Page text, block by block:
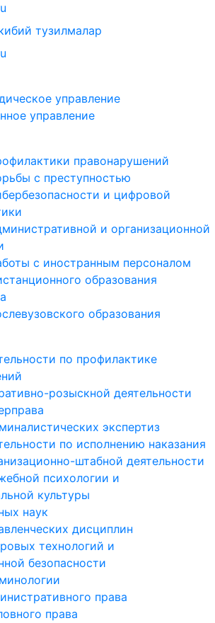
тузилмалар
управление
управление
правонарушений
с преступностью
и цифровой
и организационной
с иностранным персоналом
образования
образования
по профилактике
розыскной деятельности
экспертиз
по исполнению наказания
штабной деятельности
психологии и
культуры
наук
дисциплин
технологий и
безопасности
права
права